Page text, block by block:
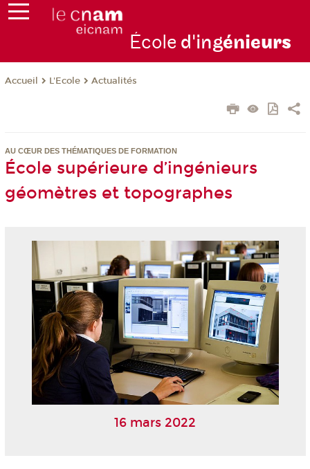
École d'ingénieurs
Accueil L'Ecole Actualités
AU CŒUR DES THÉMATIQUES DE FORMATION
École supérieure d’ingénieurs
géomètres et topographes
16 mars 2022